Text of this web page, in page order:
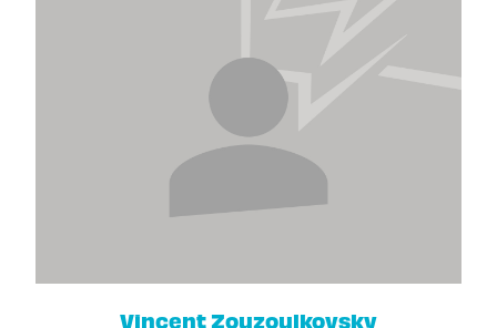
Vincent Zouzoulkovsky